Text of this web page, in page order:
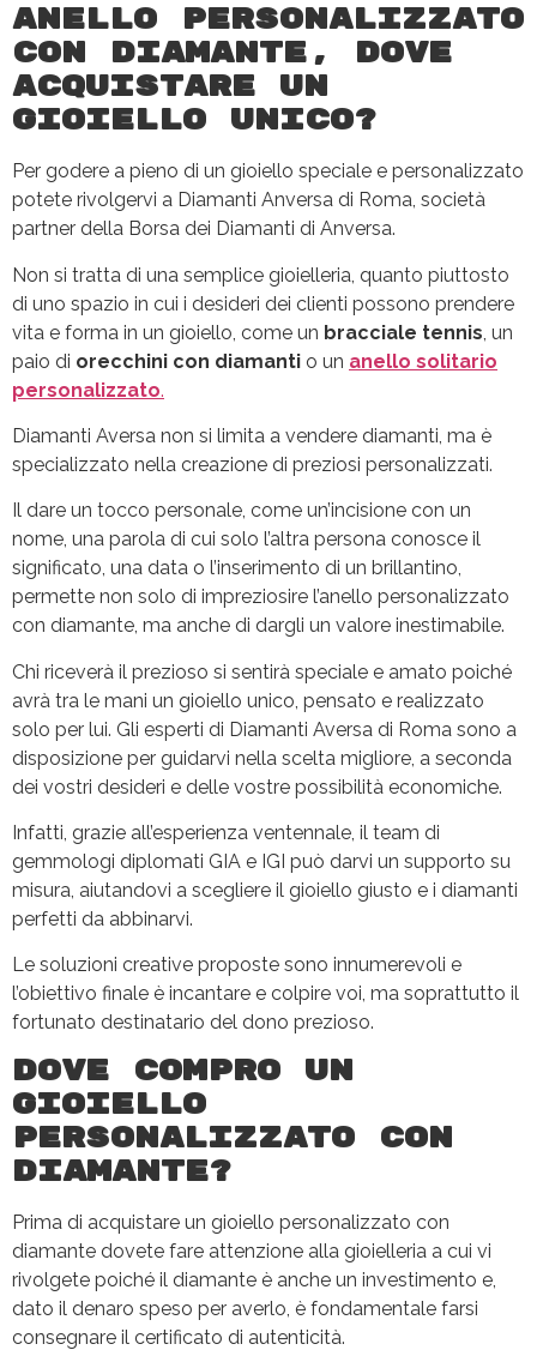
Anello personalizzato
con diamante, dove
acquistare un
gioiello unico?
Per godere a pieno di un gioiello speciale e personalizzato
potete rivolgervi a Diamanti Anversa di Roma, società
partner della Borsa dei Diamanti di Anversa.
Non si tratta di una semplice gioielleria, quanto piuttosto
di uno spazio in cui i desideri dei clienti possono prendere
vita e forma in un gioiello, come un bracciale tennis , un
paio di orecchini con diamanti o un anello solitario
personalizzato.
Diamanti Aversa non si limita a vendere diamanti, ma è
specializzato nella creazione di preziosi personalizzati.
Il dare un tocco personale, come un’incisione con un
nome, una parola di cui solo l’altra persona conosce il
significato, una data o l’inserimento di un brillantino,
permette non solo di impreziosire l’anello personalizzato
con diamante, ma anche di dargli un valore inestimabile.
Chi riceverà il prezioso si sentirà speciale e amato poiché
avrà tra le mani un gioiello unico, pensato e realizzato
solo per lui. Gli esperti di Diamanti Aversa di Roma sono a
disposizione per guidarvi nella scelta migliore, a seconda
dei vostri desideri e delle vostre possibilità economiche.
Infatti, grazie all’esperienza ventennale, il team di
gemmologi diplomati GIA e IGI può darvi un supporto su
misura, aiutandovi a scegliere il gioiello giusto e i diamanti
perfetti da abbinarvi.
Le soluzioni creative proposte sono innumerevoli e
l’obiettivo finale è incantare e colpire voi, ma soprattutto il
fortunato destinatario del dono prezioso.
Dove compro un
gioiello
personalizzato con
diamante?
Prima di acquistare un gioiello personalizzato con
diamante dovete fare attenzione alla gioielleria a cui vi
rivolgete poiché il diamante è anche un investimento e,
dato il denaro speso per averlo, è fondamentale farsi
consegnare il certificato di autenticità.